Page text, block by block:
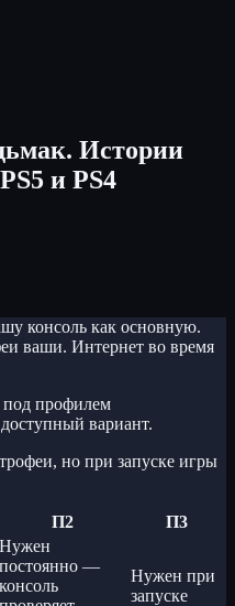
Истории
и PS4
консоль как основную.
ваши. Интернет во время
профилем
вариант.
но при запуске игры
П2 П3
Нужен
постоянно —
консоль
Нужен при
запуске